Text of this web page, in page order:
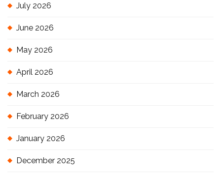
July 2026
June 2026
May 2026
April 2026
March 2026
February 2026
January 2026
December 2025